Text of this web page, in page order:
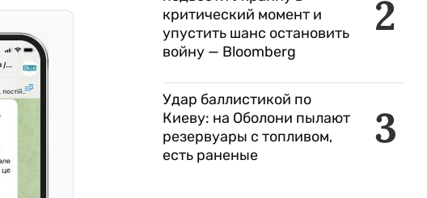
2
критический момент и
упустить шанс остановить
войну — Bloomberg
3
Удар баллистикой по
Киеву: на Оболони пылают
резервуары с топливом,
есть раненые